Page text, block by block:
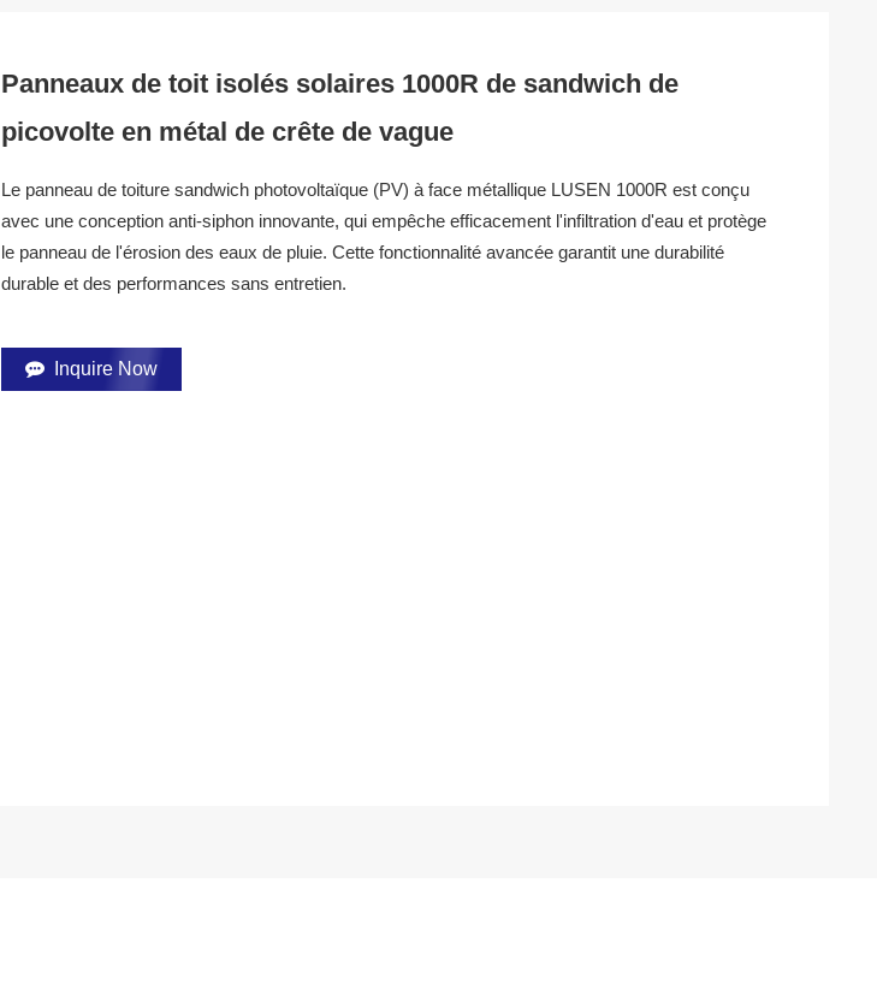
Panneaux de toit isolés solaires 1000R de sandwich de
picovolte en métal de crête de vague
Le panneau de toiture sandwich photovoltaïque (PV) à face métallique LUSEN 1000R est conçu
avec une conception anti-siphon innovante, qui empêche efficacement l'infiltration d'eau et protège
le panneau de l'érosion des eaux de pluie. Cette fonctionnalité avancée garantit une durabilité
durable et des performances sans entretien.
Inquire Now